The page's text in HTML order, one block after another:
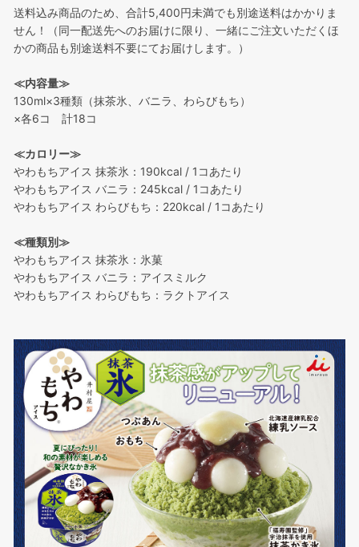
送料込み商品のため、合計5,400円未満でも別途送料はかかりま
せん！（同一配送先へのお届けに限り、一緒にご注文いただくほ
かの商品も別途送料不要にてお届けします。）
≪内容量≫
130ml×3種類（抹茶氷、バニラ、わらびもち）
×各6コ 計18コ
≪カロリー≫
やわもちアイス 抹茶氷：190kcal / 1コあたり
やわもちアイス バニラ：245kcal / 1コあたり
やわもちアイス わらびもち：220kcal / 1コあたり
≪種類別≫
やわもちアイス 抹茶氷：氷菓
やわもちアイス バニラ：アイスミルク
やわもちアイス わらびもち：ラクトアイス